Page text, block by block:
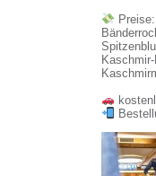
Preise: